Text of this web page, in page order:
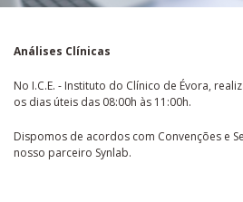
Análises Clínicas
No I.C.E. - Instituto do Clínico de Évora,
os dias úteis das 08:00h às 11:00h.
Dispomos de acordos com Convenções e
nosso parceiro Synlab.